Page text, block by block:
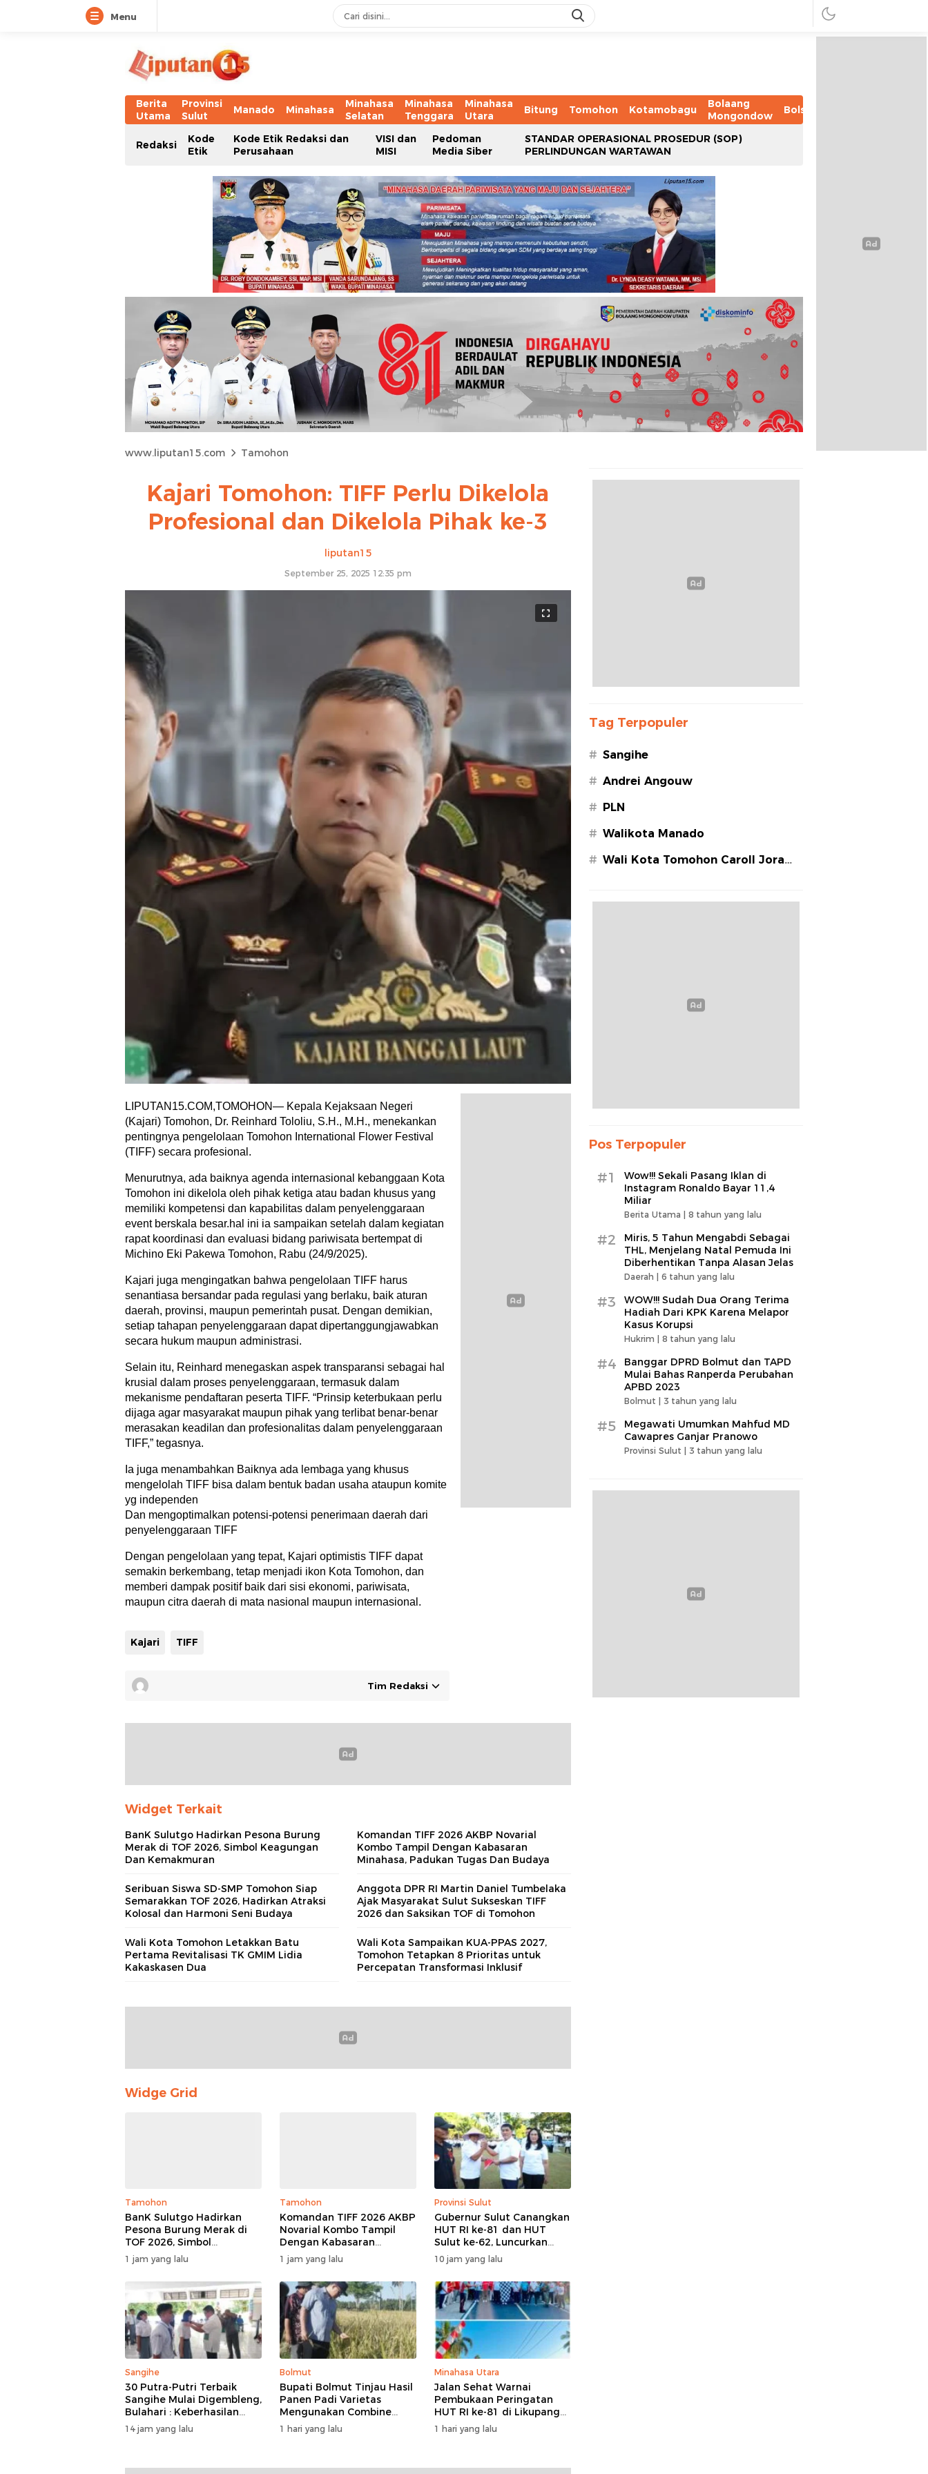
Menu
Berita
Utama
Provinsi
Sulut
Manado Minahasa
Minahasa
Selatan
Minahasa
Tenggara
Minahasa
Utara
Bitung Tomohon Kotamobagu
Bolaang
Mongondow
Bolsel
Redaksi
Kode
Etik
Kode Etik Redaksi dan
Perusahaan
VISI dan
MISI
Pedoman
Media Siber
STANDAR OPERASIONAL PROSEDUR (SOP)
PERLINDUNGAN WARTAWAN
www.liputan15.com Tamohon
Kajari Tomohon: TIFF Perlu Dikelola
Profesional dan Dikelola Pihak ke-3
liputan15
September 25, 2025 12:35 pm
LIPUTAN15.COM,TOMOHON— Kepala Kejaksaan Negeri
(Kajari) Tomohon, Dr. Reinhard Tololiu, S.H., M.H., menekankan
pentingnya pengelolaan Tomohon International Flower Festival
(TIFF) secara profesional.
Menurutnya, ada baiknya agenda internasional kebanggaan Kota
Tomohon ini dikelola oleh pihak ketiga atau badan khusus yang
memiliki kompetensi dan kapabilitas dalam penyelenggaraan
event berskala besar.hal ini ia sampaikan setelah dalam kegiatan
rapat koordinasi dan evaluasi bidang pariwisata bertempat di
Michino Eki Pakewa Tomohon, Rabu (24/9/2025).
Kajari juga mengingatkan bahwa pengelolaan TIFF harus
senantiasa bersandar pada regulasi yang berlaku, baik aturan
daerah, provinsi, maupun pemerintah pusat. Dengan demikian,
setiap tahapan penyelenggaraan dapat dipertanggungjawabkan
secara hukum maupun administrasi.
Selain itu, Reinhard menegaskan aspek transparansi sebagai hal
krusial dalam proses penyelenggaraan, termasuk dalam
mekanisme pendaftaran peserta TIFF. “Prinsip keterbukaan perlu
dijaga agar masyarakat maupun pihak yang terlibat benar-benar
merasakan keadilan dan profesionalitas dalam penyelenggaraan
TIFF,” tegasnya.
Ia juga menambahkan Baiknya ada lembaga yang khusus
mengelolah TIFF bisa dalam bentuk badan usaha ataupun komite
yg independen
Dan mengoptimalkan potensi-potensi penerimaan daerah dari
penyelenggaraan TIFF
Dengan pengelolaan yang tepat, Kajari optimistis TIFF dapat
semakin berkembang, tetap menjadi ikon Kota Tomohon, dan
memberi dampak positif baik dari sisi ekonomi, pariwisata,
maupun citra daerah di mata nasional maupun internasional.
Kajari TIFF
Tim Redaksi
Widget Terkait
BanK Sulutgo Hadirkan Pesona Burung
Merak di TOF 2026, Simbol Keagungan
Dan Kemakmuran
Komandan TIFF 2026 AKBP Novarial
Kombo Tampil Dengan Kabasaran
Minahasa, Padukan Tugas Dan Budaya
Seribuan Siswa SD-SMP Tomohon Siap
Semarakkan TOF 2026, Hadirkan Atraksi
Kolosal dan Harmoni Seni Budaya
Anggota DPR RI Martin Daniel Tumbelaka
Ajak Masyarakat Sulut Sukseskan TIFF
2026 dan Saksikan TOF di Tomohon
Wali Kota Tomohon Letakkan Batu
Pertama Revitalisasi TK GMIM Lidia
Kakaskasen Dua
Wali Kota Sampaikan KUA‑PPAS 2027,
Tomohon Tetapkan 8 Prioritas untuk
Percepatan Transformasi Inklusif
Widge Grid
Tamohon
BanK Sulutgo Hadirkan
Pesona Burung Merak di
TOF 2026, Simbol
Keagungan Dan
Kemakmuran
1 jam yang lalu
Tamohon
Komandan TIFF 2026 AKBP
Novarial Kombo Tampil
Dengan Kabasaran
Minahasa, Padukan Tugas
Dan Budaya
1 jam yang lalu
Provinsi Sulut
Gubernur Sulut Canangkan
HUT RI ke-81 dan HUT
Sulut ke-62, Luncurkan
Program Keringanan Pajak
dan Penanaman 2.051
Bibit Kelapa
10 jam yang lalu
Sangihe
30 Putra-Putri Terbaik
Sangihe Mulai Digembleng,
Bulahari : Keberhasilan
Hari Ini Bukan Garis Akhir
Tapi Awal Dari Proses
14 jam yang lalu
Bolmut
Bupati Bolmut Tinjau Hasil
Panen Padi Varietas
Mengunakan Combine
Harvester
1 hari yang lalu
Minahasa Utara
Jalan Sehat Warnai
Pembukaan Peringatan
HUT RI ke-81 di Likupang
Barat
1 hari yang lalu
Tag Terpopuler
# Sangihe
# Andrei Angouw
# PLN
# Walikota Manado
# Wali Kota Tomohon Caroll Joram
Pos Terpopuler
#1
Wow!!! Sekali Pasang Iklan di
Instagram Ronaldo Bayar 11,4
Miliar
Berita Utama | 8 tahun yang lalu
#2
Miris, 5 Tahun Mengabdi Sebagai
THL, Menjelang Natal Pemuda Ini
Diberhentikan Tanpa Alasan Jelas
Daerah | 6 tahun yang lalu
#3
WOW!!! Sudah Dua Orang Terima
Hadiah Dari KPK Karena Melapor
Kasus Korupsi
Hukrim | 8 tahun yang lalu
#4
Banggar DPRD Bolmut dan TAPD
Mulai Bahas Ranperda Perubahan
APBD 2023
Bolmut | 3 tahun yang lalu
#5
Megawati Umumkan Mahfud MD
Cawapres Ganjar Pranowo
Provinsi Sulut | 3 tahun yang lalu